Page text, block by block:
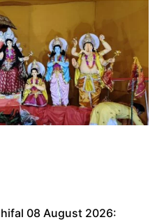
08 August 2026: